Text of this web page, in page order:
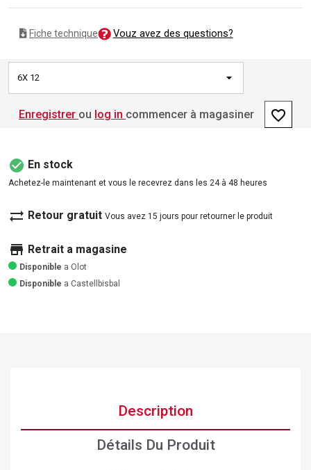
Fiche technique Vouz avez des questions?
6X 12
Enregistrer ou log in commencer à magasiner favorite_border
check_circle En stock
Achetez-le maintenant et vous le recevrez dans les 24 à 48 heures
sync_alt Retour gratuit Vous avez 15 jours pour retourner le produit
store Retrait a magasine
Disponible a Olot
Disponible a Castellbisbal
Description
Détails Du Produit